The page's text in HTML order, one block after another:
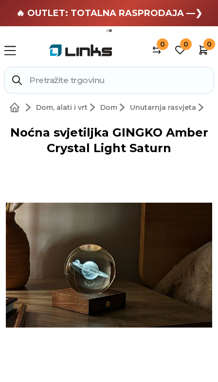
🏄 Zaslužuješ odmor —❯
🔥 OUTLET: TOTALNA RASPRODAJA —❯
0 0 0
Dom, alati i vrt Dom Unutarnja rasvjeta
Noćna svjetiljka GINGKO Amber
Crystal Light Saturn